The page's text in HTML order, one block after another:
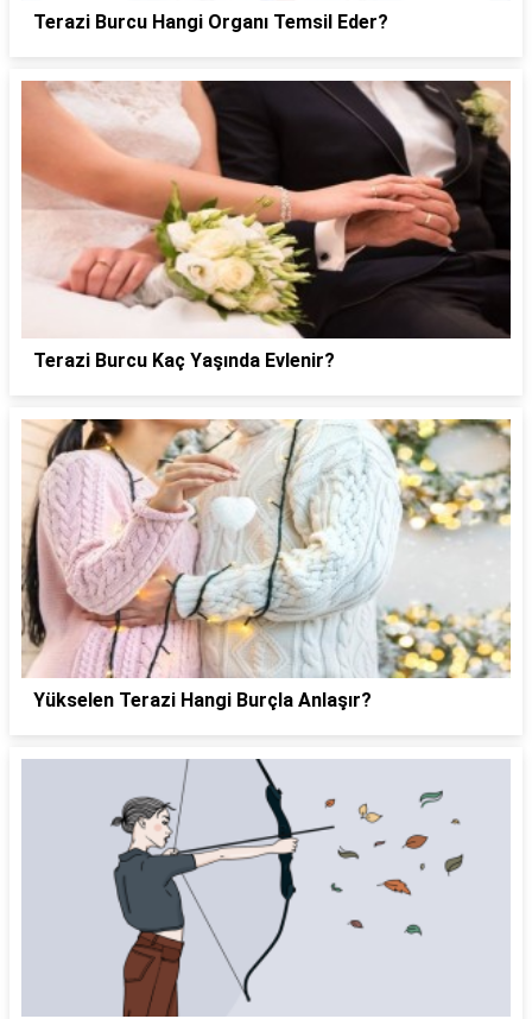
Terazi Burcu Hangi Organı Temsil Eder?
Terazi Burcu Kaç Yaşında Evlenir?
Yükselen Terazi Hangi Burçla Anlaşır?